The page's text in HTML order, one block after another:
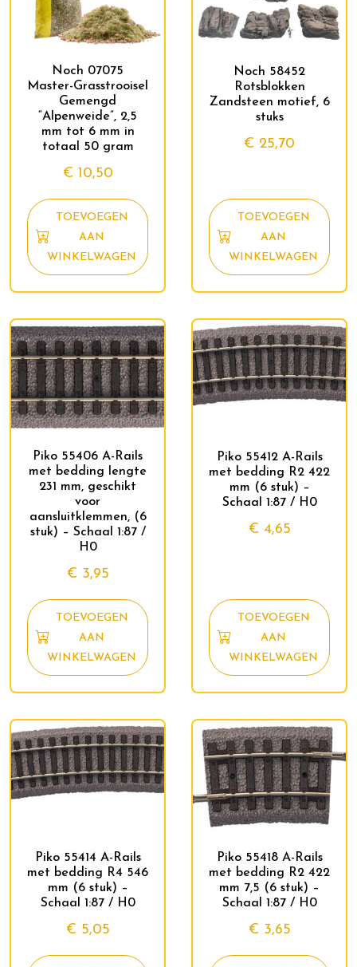
Noch 07075
Master-Grasstrooisel
Gemengd
“Alpenweide”, 2,5
mm tot 6 mm in
totaal 50 gram
€ 10,50
TOEVOEGEN
AAN
WINKELWAGEN
Noch 58452
Rotsblokken
Zandsteen motief, 6
stuks
€ 25,70
TOEVOEGEN
AAN
WINKELWAGEN
Piko 55406 A-Rails
met bedding lengte
231 mm, geschikt
voor
aansluitklemmen, (6
stuk) – Schaal 1:87 /
H0
€ 3,95
TOEVOEGEN
AAN
WINKELWAGEN
Piko 55412 A-Rails
met bedding R2 422
mm (6 stuk) –
Schaal 1:87 / H0
€ 4,65
TOEVOEGEN
AAN
WINKELWAGEN
Piko 55414 A-Rails
met bedding R4 546
mm (6 stuk) –
Schaal 1:87 / H0
€ 5,05
Piko 55418 A-Rails
met bedding R2 422
mm 7,5 (6 stuk) –
Schaal 1:87 / H0
€ 3,65